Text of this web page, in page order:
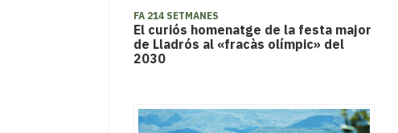
FA 214 SETMANES
El curiós homenatge de la festa major
de Lladrós al «fracàs olímpic» del
2030